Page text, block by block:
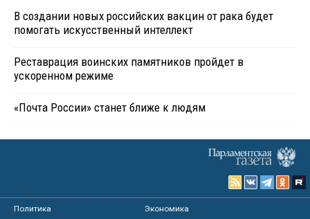
В создании новых российских вакцин от рака будет
помогать искусственный интеллект
Реставрация воинских памятников пройдет в
ускоренном режиме
«Почта России» станет ближе к людям
Политика
Экономика